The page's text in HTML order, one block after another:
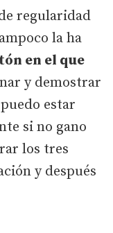
regularidad
la ha
en el que
y demostrar
estar
si no gano
los tres
y después